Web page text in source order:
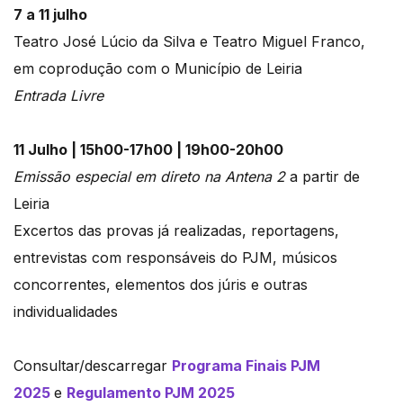
7 a 11 julho
Teatro José Lúcio da Silva e Teatro Miguel Franco,
em coprodução com o Município de Leiria
Entrada Livre
11 Julho | 15h00-17h00 |
19h00-20h00
Emissão especial em direto na Antena 2 a partir de
Leiria
Excertos das provas já realizadas, reportagens,
entrevistas com responsáveis do PJM, músicos
concorrentes, elementos dos júris e outras
individualidades
Consultar/descarregar Programa Finais PJM
2025 e Regulamento PJM 2025